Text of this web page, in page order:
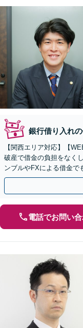
銀行借り入れ
【関西エリア対応】【
破産で借金の負担をなく
ンブルやFXによる借金で
をサポート」【休日・夜
電話でお問い